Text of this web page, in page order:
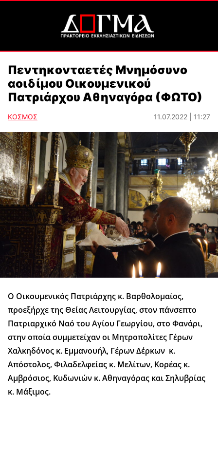
Πεντηκονταετές Μνημόσυνο
αοιδίμου Οικουμενικού
Πατριάρχου Αθηναγόρα (ΦΩΤΟ)
ΚΟΣΜΟΣ 11.07.2022 | 11:27
Ο Οικουμενικός Πατριάρχης κ. Βαρθολομαίος,
προεξήρχε της Θείας Λειτουργίας, στον πάνσεπτο
Πατριαρχικό Ναό του Αγίου Γεωργίου, στο Φανάρι,
στην οποία συμμετείχαν οι Μητροπολίτες Γέρων
Χαλκηδόνος κ. Εμμανουήλ, Γέρων Δέρκων κ.
Απόστολος, Φιλαδελφείας κ. Μελίτων, Κορέας κ.
Αμβρόσιος, Κυδωνιών κ. Αθηναγόρας και Σηλυβρίας
κ. Μάξιμος.